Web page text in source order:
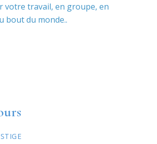
votre travail, en groupe, en
bout du monde..